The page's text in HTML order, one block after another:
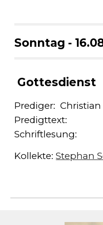
Sonntag - 16
Gottesdienst
Prediger:
Predigttext:
Schriftlesung:
Kollekte:Stephan